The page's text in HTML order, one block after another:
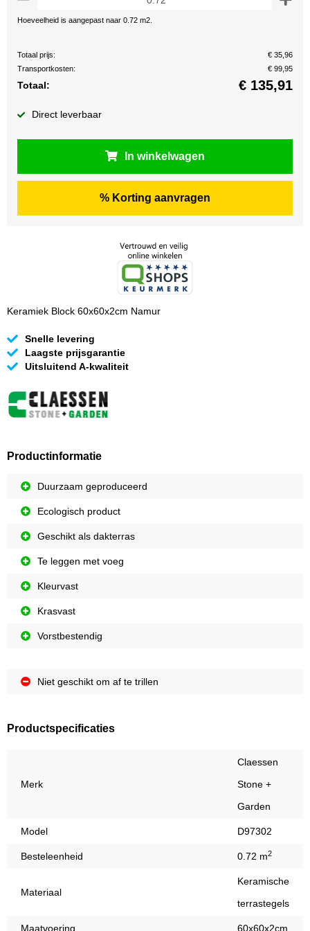
Hoeveelheid is aangepast naar 0.72 m2.
Totaal prijs:
€ 35,96
Transportkosten:
€ 99,95
Totaal: € 135,91
Direct leverbaar
In winkelwagen
% Korting aanvragen
Keramiek Block 60x60x2cm Namur
Snelle levering
Laagste prijsgarantie
Uitsluitend A-kwaliteit
Productinformatie
Duurzaam geproduceerd
Ecologisch product
Geschikt als dakterras
Te leggen met voeg
Kleurvast
Krasvast
Vorstbestendig
Niet geschikt om af te trillen
Productspecificaties
Merk
Claessen
Stone +
Garden
Model D97302
Besteleenheid 0.72 m2
Materiaal
Keramische
terrastegels
Maatvoering 60x60x2cm